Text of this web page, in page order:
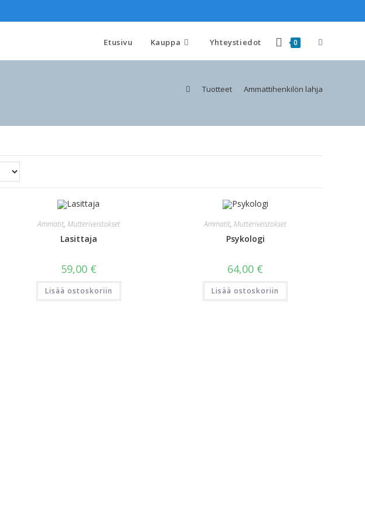
Etusivu Kauppa Yhteystiedot 0
Tuotteet Ammattihenkilön lahja
Ammatit, Mutteriveistokset
Lasittaja
59,00 €
Lisää ostoskoriin
Ammatit,Mutteriveistokset
Psykologi
64,00 €
Lisää ostoskoriin